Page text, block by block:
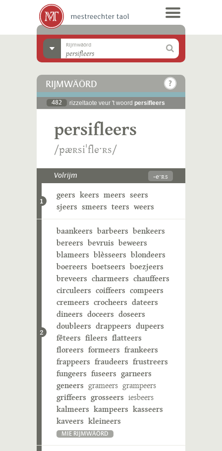
Rijmwäörd
RIJMWÄÖRD
482 rizzeltaote veur 't woord persifleers
persifleers
/pæʀsiˈfleˑʀs/
Volrijm -eˑʀs
1
geers keers meers seers
sjeers smeers teers weers
2
baankeers barbeers benkeers
bereers bevruis beweers
blameers blèsseers blondeers
boereers boetseers boezjeers
breveers charmeers chauffeers
circuleers coiffeers compeers
cremeers crocheers dateers
dineers doceers doseers
doubleers drappeers dupeers
fêteers fileers flatteers
floreers formeers frankeers
frappeers fraudeers frustreers
fungeers fuseers garneers
geneers grameers grampeers
griffeers grosseers iesbeers
kalmeers kampeers kasseers
kaveers kleineers
MIE RIJMWÄÖRD